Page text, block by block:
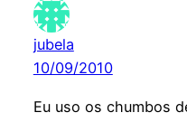
jubela
10/09/2010
Eu uso os chumbos